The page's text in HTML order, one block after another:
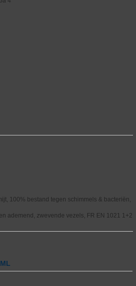
100% bestand tegen schimmels & bacteriën,
ademend, zwevende vezels, FR EN 1021 1+2